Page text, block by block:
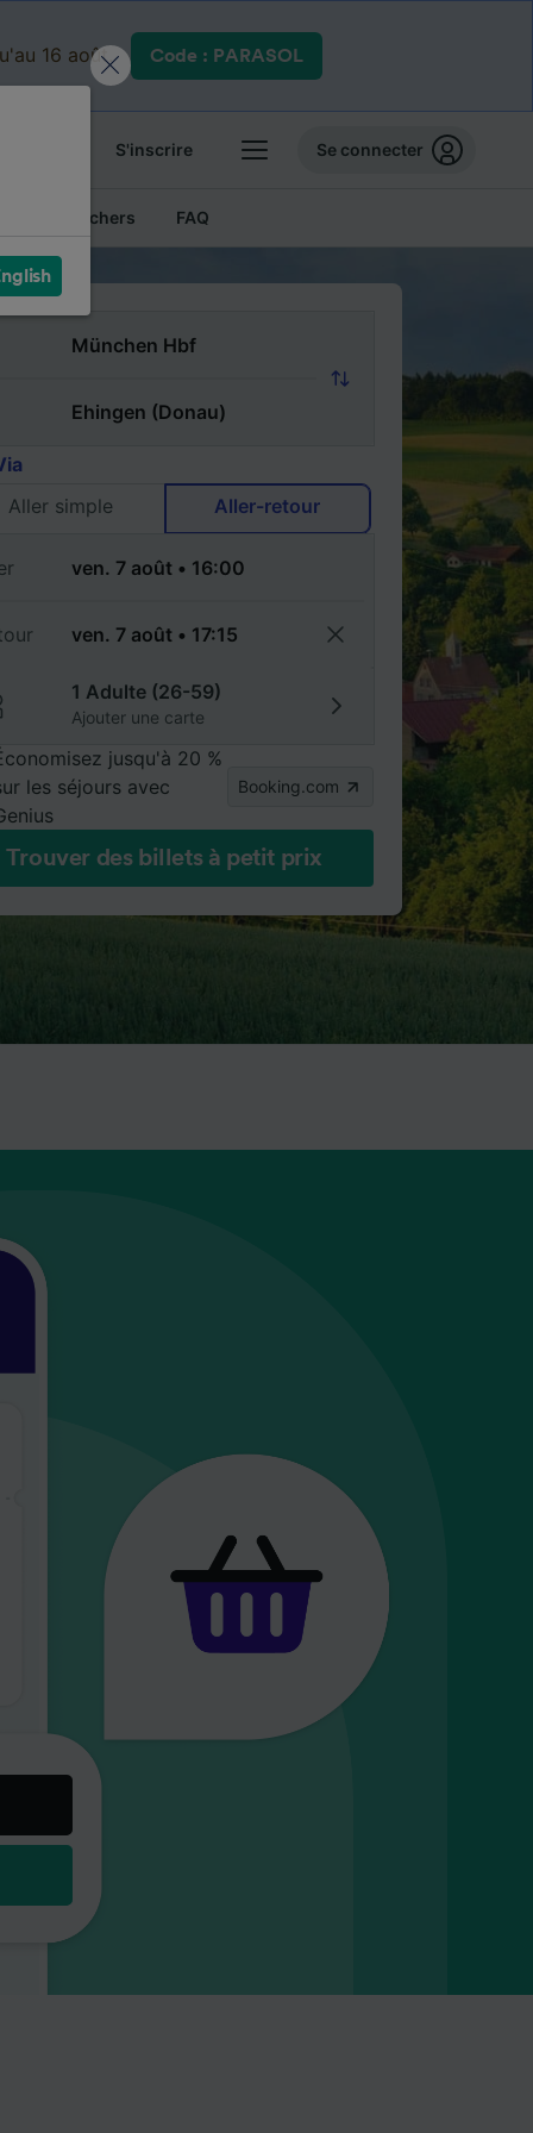
16 août. Code : PARASOL
S'inscrire Se connecter
Billets pas chers FAQ
Aller simple
Aller-retour
1 Adulte (26-59)
Ajouter une carte
jusqu'à 20 %
les séjours avec
Booking.com
Trouver des billets à petit prix